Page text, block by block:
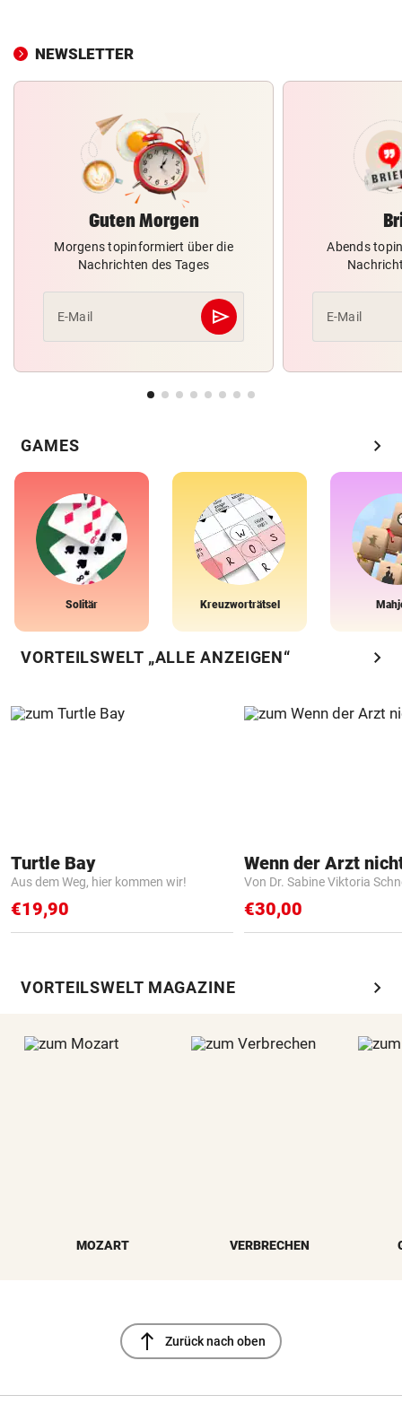
NEWSLETTER
Guten Morgen
Morgens topinformiert über die
Nachrichten des Tages
E-Mail send
Abschicken
Abends
E-Mail
GAMES chevron_right
Solitär Kreuzworträtsel
VORTEILSWELT „ALLE ANZEIGEN“ chevron_right
Turtle Bay
Aus dem Weg, hier kommen wir!
€19,90
Von Dr. Sabine Viktoria
€30,00
VORTEILSWELT MAGAZINE chevron_right
MOZART VERBRECHEN
north Zurück nach oben